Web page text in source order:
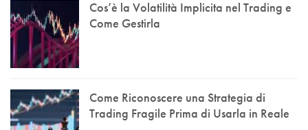
Cos’è la Volatilità Implicita nel Trading e
Come Gestirla
Come Riconoscere una Strategia di
Trading Fragile Prima di Usarla in Reale